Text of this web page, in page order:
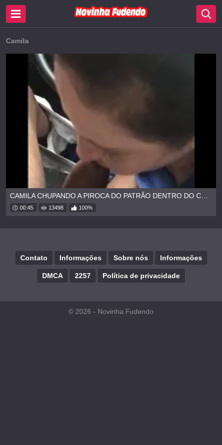
Camila
CAMILA CHUPANDO A PIROCA DO PATRÃO DENTRO DO CARRO
00:45 13498 100%
Contato Informações Sobre nós Informações
DMCA 2257 Política de privacidade
© 2026 - Novinha Fudendo